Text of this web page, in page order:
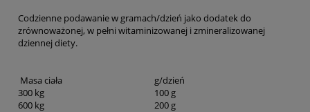
Codzienne podawanie w gramach/dzień jako dodatek do
zrównoważonej, w pełni witaminizowanej i zmineralizowanej
dziennej diety.
Masa ciała
g/dzień
300 kg
100 g
600 kg
200 g